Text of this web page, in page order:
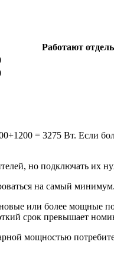
= 3275 Вт. Если
но подключать их
на самый
или более мощные
срок превышает
мощностью